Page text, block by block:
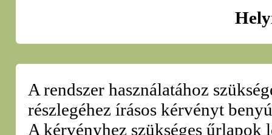
A rendszer használatához
részlegéhez írásos kérvényt
A kérvényhez szükséges